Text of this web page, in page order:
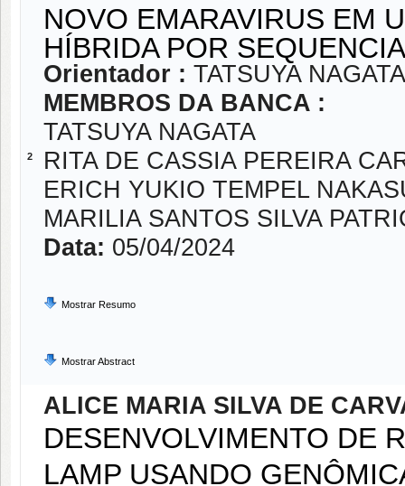
2
NOVO EMARAVIRUS EM
HÍBRIDA POR
Orientador : TATSUYA NAGATA
MEMBROS DA BANCA :
TATSUYA NAGATA
RITA DE CASSIA PEREIRA
ERICH YUKIO TEMPEL
MARILIA SANTOS SILVA
Data: 05/04/2024
Mostrar Resumo
Mostrar Abstract
ALICE MARIA SILVA DE
DESENVOLVIMENTO DE
LAMP USANDO